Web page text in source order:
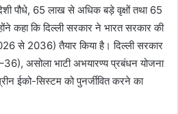
पौधे, 65 लाख से अधिक बड़े वृक्षों तथा 65
कहा कि दिल्ली सरकार ने भारत सरकार की
से 2036) तैयार किया है। दिल्ली सरकार
असोला भाटी अभयारण्य प्रबंधन योजना
ईको-सिस्टम को पुनर्जीवित करने का